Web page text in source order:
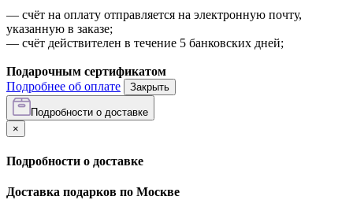
— счёт на оплату отправляется на электронную почту,
указанную в заказе;
— счёт действителен в течение 5 банковских дней;
Подарочным сертификатом
Подробнее об оплате
Закрыть
Подробности о доставке
×
Подробности о доставке
Доставка подарков по Москве